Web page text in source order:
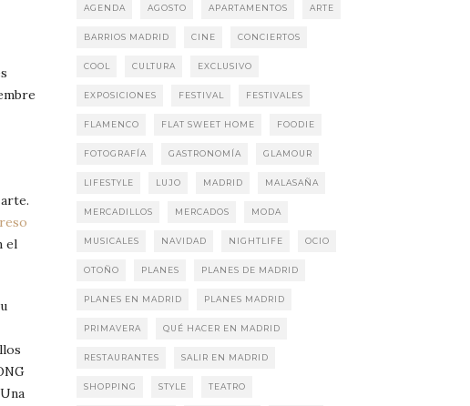
el
AGENDA AGOSTO APARTAMENTOS ARTE
BARRIOS MADRID CINE CONCIERTOS
COOL CULTURA EXCLUSIVO
EXPOSICIONES FESTIVAL FESTIVALES
FLAMENCO FLAT SWEET HOME FOODIE
FOTOGRAFÍA GASTRONOMÍA GLAMOUR
LIFESTYLE LUJO MADRID MALASAÑA
MERCADILLOS MERCADOS MODA
MUSICALES NAVIDAD NIGHTLIFE OCIO
OTOÑO PLANES PLANES DE MADRID
PLANES EN MADRID PLANES MADRID
PRIMAVERA QUÉ HACER EN MADRID
RESTAURANTES SALIR EN MADRID
SHOPPING STYLE TEATRO